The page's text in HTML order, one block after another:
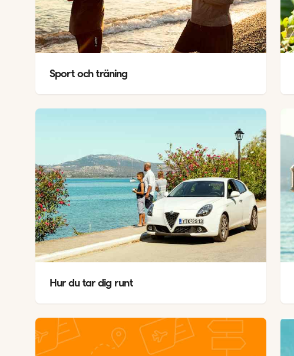
Sport och träning
Hur du tar dig runt